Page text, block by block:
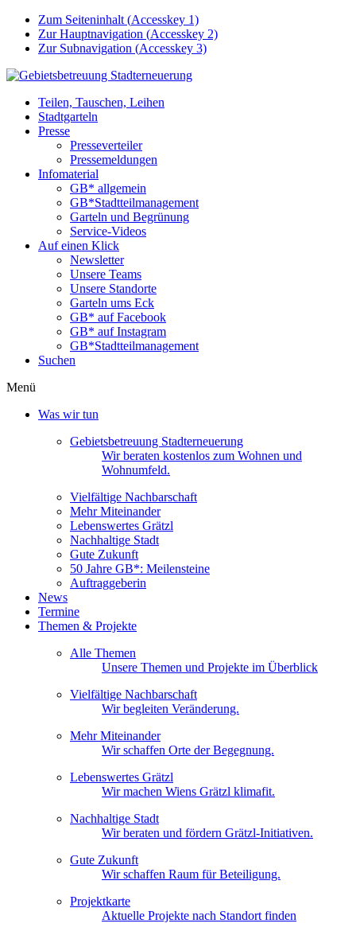
Zum Seiteninhalt (Accesskey 1)
Zur Hauptnavigation (Accesskey 2)
Zur Subnavigation (Accesskey 3)
Teilen, Tauschen, Leihen
Stadtgarteln
Presse
Presseverteiler
Pressemeldungen
Infomaterial
GB* allgemein
GB*Stadtteilmanagement
Garteln und Begrünung
Service-Videos
Auf einen Klick
Newsletter
Unsere Teams
Unsere Standorte
Garteln ums Eck
GB* auf Facebook
GB* auf Instagram
GB*Stadtteilmanagement
Suchen
Menü
Was wir tun
Gebietsbetreuung Stadterneuerung
Wir beraten kostenlos zum Wohnen und
Wohnumfeld.
Vielfältige Nachbarschaft
Mehr Miteinander
Lebenswertes Grätzl
Nachhaltige Stadt
Gute Zukunft
50 Jahre GB*: Meilensteine
Auftraggeberin
News
Termine
Themen & Projekte
Alle Themen
Unsere Themen und Projekte im Überblick
Vielfältige Nachbarschaft
Wir begleiten Veränderung.
Mehr Miteinander
Wir schaffen Orte der Begegnung.
Lebenswertes Grätzl
Wir machen Wiens Grätzl klimafit.
Nachhaltige Stadt
Wir beraten und fördern Grätzl-Initiativen.
Gute Zukunft
Wir schaffen Raum für Beteiligung.
Projektkarte
Aktuelle Projekte nach Standort finden